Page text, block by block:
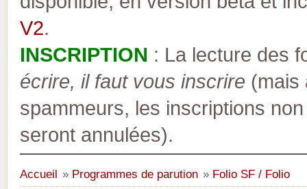
V2.
INSCRIPTION : La lecture des
écrire, il faut vous inscrire (mais
spammeurs, les inscriptions
seront annulées).
Accueil » Programmes de parution » Folio SF / Folio